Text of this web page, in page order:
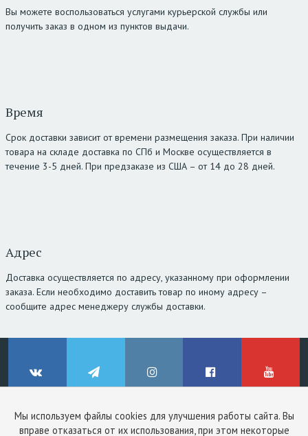
Мы используем файлы cookies для улучшения работы сайта. Вы
вправе отказаться от их использования, при этом некоторые
Вы можете воспользоваться услугами курьерской службы или
получить заказ в одном из пунктов выдачи.
Время
Срок доставки зависит от времени размещения заказа. При наличии
товара на складе доставка по СПб и Москве осуществляется в
течение 3-5 дней. При предзаказе из США – от 14 до 28 дней.
Адрес
Доставка осуществляется по адресу, указанному при оформлении
заказа. Если необходимо доставить товар по иному адресу –
сообщите адрес менеджеру службы доставки.
© ClinicStyle, 2026